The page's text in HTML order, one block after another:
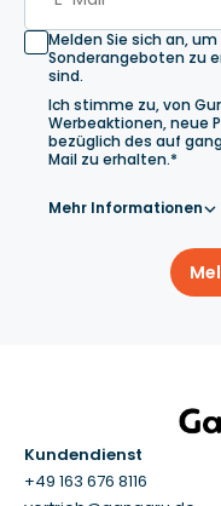
Melden Sie sich an,
Sonderangeboten zu
sind.
Ich stimme zu, von
Werbeaktionen, neue
bezüglich des auf
Mail zu erhalten.*
Mehr Informationen
Kundendienst
+49 163 676 8116